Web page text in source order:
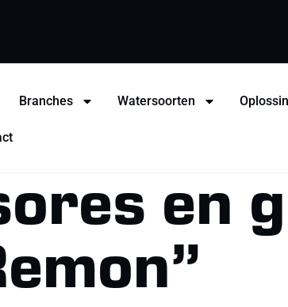
Branches Watersoorten
en